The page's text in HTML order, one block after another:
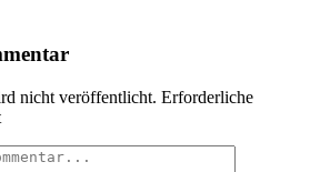
nicht veröffentlicht. Erforderliche